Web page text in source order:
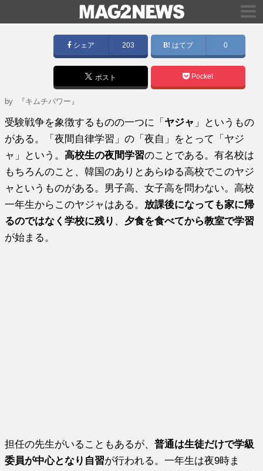
シェア 203 はてブ 0
ポスト Pocket
by 『キムチパワー』
受験戦争を象徴するものの一つに「 ヤジャ 」というもの
がある。「夜間自律学習」の「夜自」をとって「ヤジ
ャ」という。 高校生の夜間学習のことである。有名校は
もちろんのこと、韓国のありとあらゆる高校でこのヤジ
ャというものがある。男子高、女子高を問わない。高校
一年生からこのヤジャはある。 放課後になっても家に帰
るのではなく学校に残り 、 夕食を食べてから教室で学習
が始まる。
担任の先生がいることもあるが、普通は生徒だけで学級
委員が中心となり自習が行われる。一年生は夜9時ま